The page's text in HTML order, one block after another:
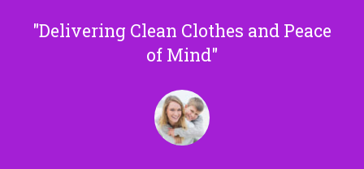
Delivering Clean Clothes and Peace
of Mind